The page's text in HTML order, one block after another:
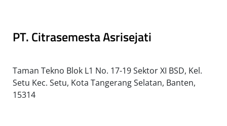
PT. Citrasemesta Asrisejati
Taman Tekno Blok L1 No. 17-19 Sektor XI BSD, Kel.
Setu Kec. Setu, Kota Tangerang Selatan, Banten,
15314